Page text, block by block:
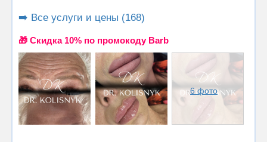
➡️ Все услуги и цены (168)
🎁 Cкидка 10% по промокоду Barb
6 фото